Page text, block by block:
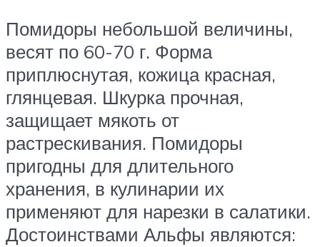
Помидоры небольшой величины,
весят по 60-70 г. Форма
приплюснутая, кожица красная,
глянцевая. Шкурка прочная,
защищает мякоть от
растрескивания. Помидоры
пригодны для длительного
хранения, в кулинарии их
применяют для нарезки в салатики.
Достоинствами Альфы являются: